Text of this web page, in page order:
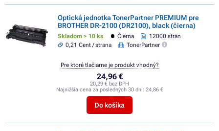
Optická jednotka TonerPartner PREMIUM pre
BROTHER DR-2100 (DR2100), black (čierna)
Skladom > 10 ks Čierna
12000 strán
0,21 Cent / strana
TonerPartner
24,96 €
20,29 € bez DPH
Najnižšia cena za posledných 30 dní: 24,86 €
Do košíka
Pre ktoré tlačiarne je produkt vhodný?